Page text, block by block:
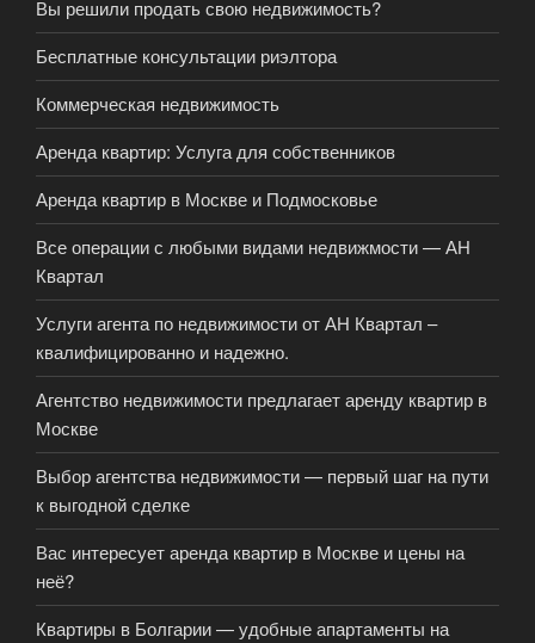
Вы решили продать свою недвижимость?
Бесплатные консультации риэлтора
Коммерческая недвижимость
Аренда квартир: Услуга для собственников
Аренда квартир в Москве и Подмосковье
Все операции с любыми видами недвижмости — АН
Квартал
Услуги агента по недвижимости от АН Квартал –
квалифицированно и надежно.
Агентство недвижимости предлагает аренду квартир в
Москве
Выбор агентства недвижимости — первый шаг на пути
к выгодной сделке
Вас интересует аренда квартир в Москве и цены на
неё?
Квартиры в Болгарии — удобные апартаменты на